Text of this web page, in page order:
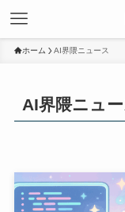
ホーム AI界隈ニュース
AI界隈ニュ